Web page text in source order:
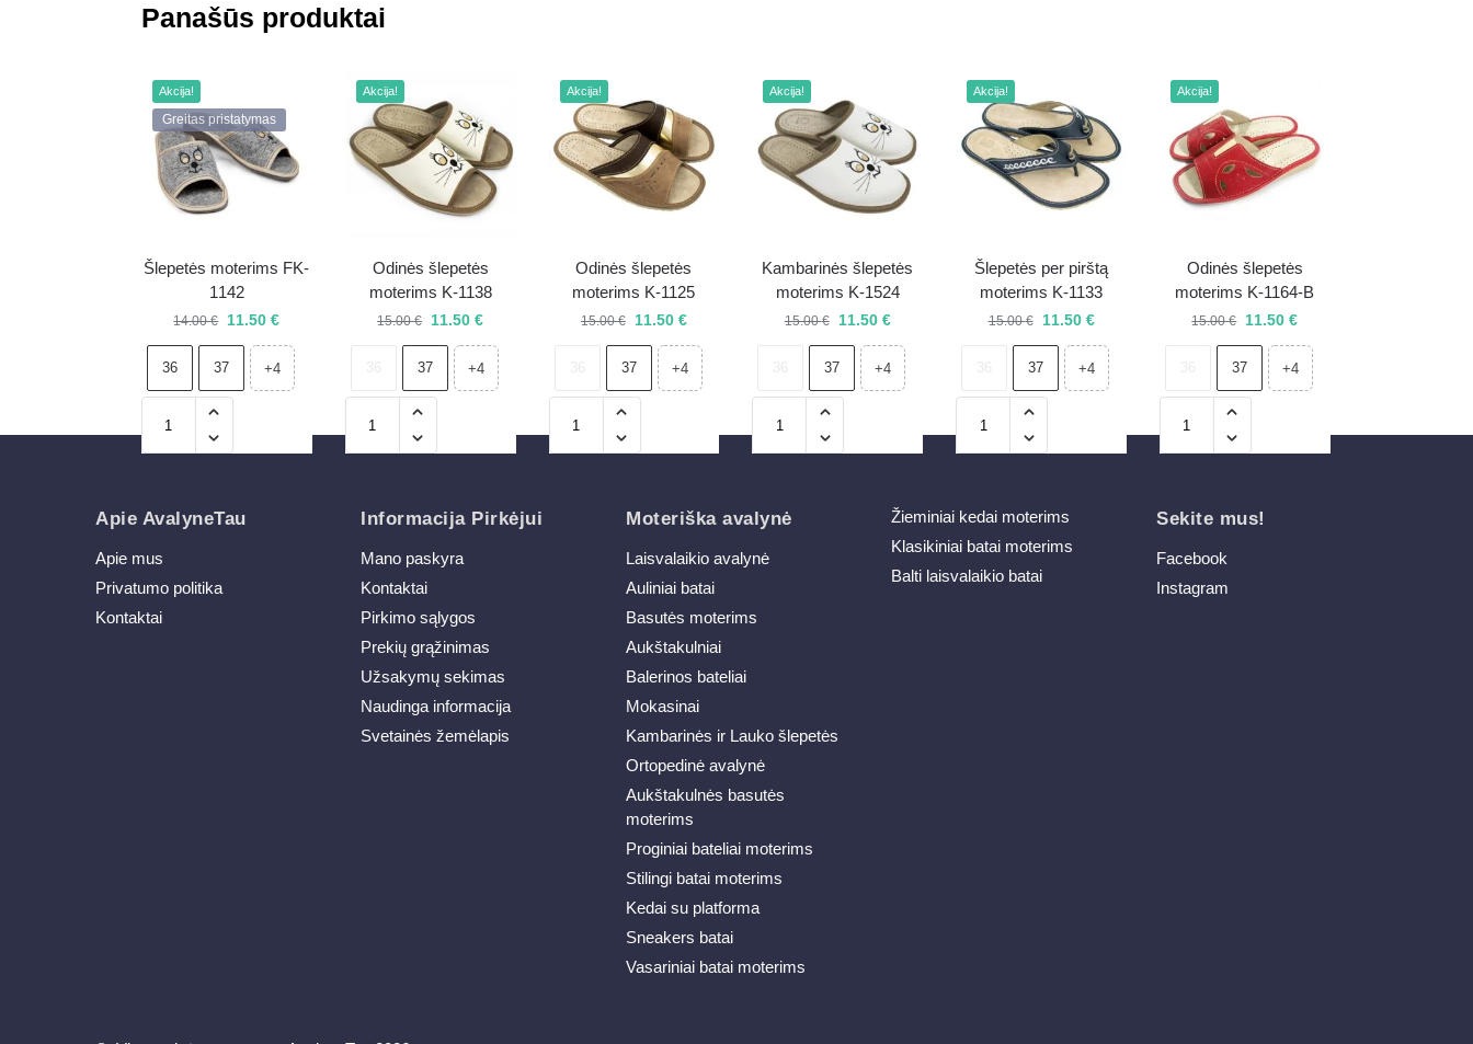
Panašūs produktai
Akcija!
Greitas pristatymas
Šlepetės moterims FK-
1142
14.00€ 11.50€
36 37 +4
Akcija!
Odinės šlepetės
moterims K-1138
15.00€ 11.50€
37 +4
Akcija!
Odinės šlepetės
moterims K-1125
15.00€ 11.50 €
37 +4
Akcija!
Kambarinės šlepetės
moterims K-1524
15.00€ 11.50 €
37 +4
Akcija!
Šlepetės per pirštą
moterims K-1133
15.00€ 11.50 €
37 +4
Akcija!
Odinės šlepetės
moterims K-1164-B
15.00€ 11.50€
37 +4
Apie AvalyneTau
Apie mus
Privatumo politika
Kontaktai
Informacija Pirkėjui
Mano paskyra
Kontaktai
Pirkimo sąlygos
Prekių grąžinimas
Užsakymų sekimas
Naudinga informacija
Svetainės žemėlapis
Moteriška avalynė
Laisvalaikio avalynė
Auliniai batai
Basutės moterims
Aukštakulniai
Balerinos bateliai
Mokasinai
Kambarinės ir Lauko šlepetės
Ortopedinė avalynė
Aukštakulnės basutės
moterims
Proginiai bateliai moterims
Stilingi batai moterims
Kedai su platforma
Sneakers batai
Vasariniai batai moterims
Žieminiai kedai moterims
Klasikiniai batai moterims
Balti laisvalaikio batai
Sekite mus!
Facebook
Instagram